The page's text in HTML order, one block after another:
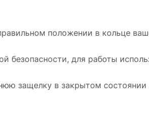
положении в кольце
безопасности, для работы
защелку в закрытом состоянии